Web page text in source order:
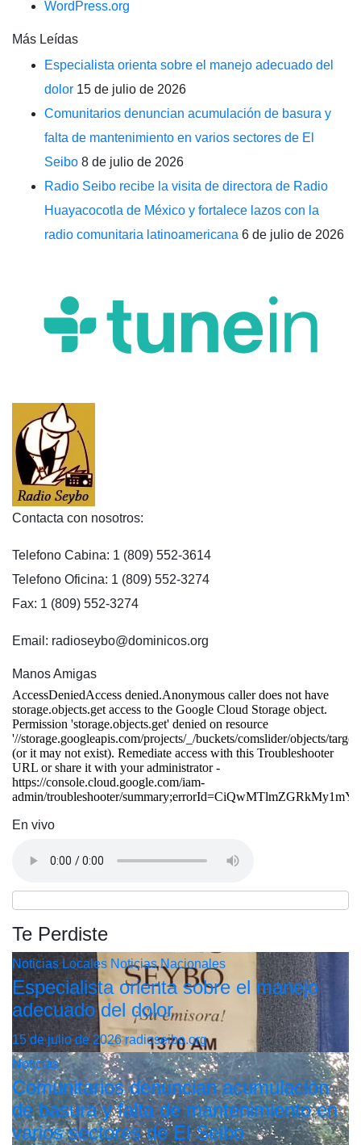
WordPress.org
Más Leídas
Especialista orienta sobre el manejo adecuado del
dolor 15 de julio de 2026
Comunitarios denuncian acumulación de basura y
falta de mantenimiento en varios sectores de El
Seibo 8 de julio de 2026
Radio Seibo recibe la visita de directora de Radio
Huayacocotla de México y fortalece lazos con la
radio comunitaria latinoamericana 6 de julio de 2026
Contacta con nosotros:
Telefono Cabina: 1 (809) 552-3614
Telefono Oficina: 1 (809) 552-3274
Fax: 1 (809) 552-3274
Email: radioseybo@dominicos.org
Manos Amigas
En vivo
Te Perdiste
Noticias Locales Noticias Nacionales
Especialista orienta sobre el manejo
adecuado del dolor
15 de julio de 2026radioseibo.org
Noticias
Comunitarios denuncian acumulación
de basura y falta de mantenimiento en
varios sectores de El Seibo